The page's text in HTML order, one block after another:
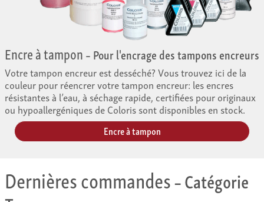
Encre à tampon– Pour l'encrage des tampons encreurs
Votre tampon encreur est desséché? Vous trouvez ici de la
couleur pour réencrer votre tampon encreur: les encres
résistantes à l’eau, à séchage rapide, certifiées pour originaux
ou hypoallergéniques de Coloris sont disponibles en stock.
Encre à tampon
Dernières commandes– Catégorie